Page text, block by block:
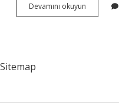
Devamını okuyun Ferdinand
Filminin
Sitemap